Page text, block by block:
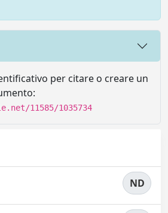
per citare o creare un
11585/1035734
ND